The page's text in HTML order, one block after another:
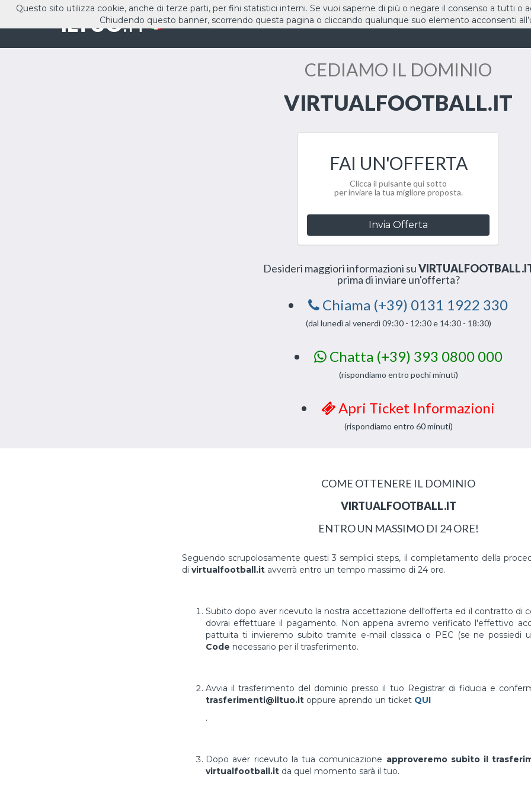
ILTUO.IT HOME DOMINI
CEDIAMO IL DOMINIO
VIRTUALFOOTBALL.IT
FAI UN'OFFERTA
Clicca il pulsante qui sotto
per inviare la tua migliore proposta.
Invia Offerta
Desideri maggiori informazioni su
prima di inviare un'offerta?
Chiama (+39) 0131 1922 330
(dal lunedì al venerdì 09:30 - 12:30 e 14:30 - 18:30)
Chatta (+39) 393 0800 000
(rispondiamo entro pochi minuti)
Apri Ticket Informazioni
(rispondiamo entro 60 minuti)
COME OTTENERE IL DOMINIO
VIRTUALFOOTBALL.IT
ENTRO UN MASSIMO DI 24 ORE!
Seguendo scrupolosamente questi 3 semplici steps, il completamento della
di virtualfootball.it avverrà entro un tempo massimo di 24 ore.
Subito dopo aver ricevuto la nostra accettazione dell'offerta ed il contratto di
dovrai effettuare il pagamento. Non appena avremo verificato l'effettivo
pattuita ti invieremo subito tramite e-mail classica o PEC (se ne possiedi
Code necessario per il trasferimento.
Avvia il trasferimento del dominio presso il tuo Registrar di fiducia e
trasferimenti@iltuo.it oppure aprendo un ticket QUI
.
Dopo aver ricevuto la tua comunicazione approveremo subito il
virtualfootball.it da quel momento sarà il tuo.
Questo sito utilizza cookie, anche di terze parti, per fini statistici interni. Se vuoi saperne di più o negare il consenso a tutti o
Chiudendo questo banner, scorrendo questa pagina o cliccando qualunque suo elemento acconsenti